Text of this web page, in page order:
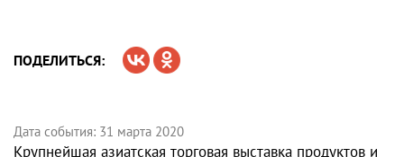
ПОДЕЛИТЬСЯ:
Дата события: 31 марта 2020
Крупнейшая азиатская торговая выставка продуктов и